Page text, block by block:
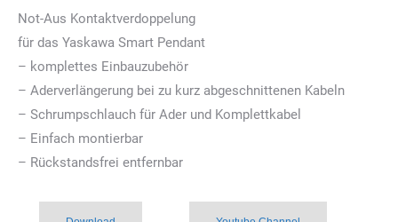
Not-Aus Kontaktverdoppelung
für das Yaskawa Smart Pendant
– komplettes Einbauzubehör
– Aderverlängerung bei zu kurz abgeschnittenen Kabeln
– Schrumpschlauch für Ader und Komplettkabel
– Einfach montierbar
– Rückstandsfrei entfernbar